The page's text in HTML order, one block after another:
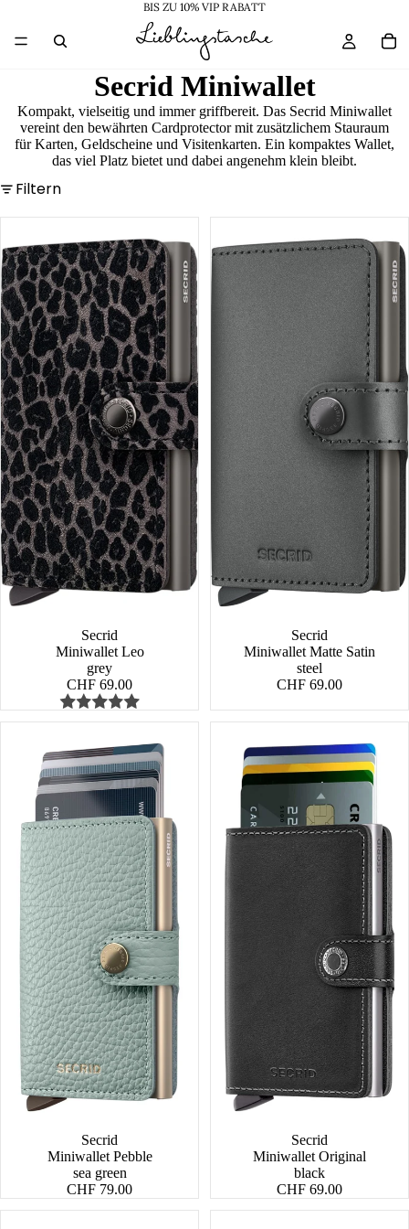
BIS ZU 10% VIP RABATT
Secrid Miniwallet
Kompakt, vielseitig und immer griffbereit. Das Secrid Miniwallet
vereint den bewährten Cardprotector mit zusätzlichem Stauraum
für Karten, Geldscheine und Visitenkarten. Ein kompaktes Wallet,
das viel Platz bietet und dabei angenehm klein bleibt.
Filtern
Secrid
Miniwallet Leo
grey
CHF 69.00
Satin
Secrid
Miniwallet Matte Satin
steel
CHF 69.00
Secrid
Miniwallet Pebble
sea green
CHF 79.00
Original
Secrid
Miniwallet Original
black
CHF 69.00